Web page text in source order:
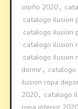
otoño 2020 ,
catalogo ilusion
catalogo ilusion
catalogo ilusion
catalogo ilusion
dormir , catalogo
ilusion ropa
2020 , catalogo
ropa interior 2020